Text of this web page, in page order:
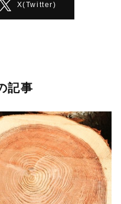
X(Twitter)
記事